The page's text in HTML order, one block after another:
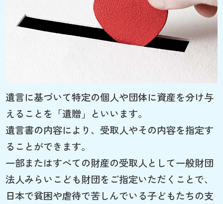
遺言に基づいて特定の個人や団体に資産を分け与
えることを「遺贈」といいます。
遺言書の内容により、受取人やその内容を指定す
ることができます。
一部またはすべての財産の受取人として一般財団
法人みらいこども財団をご指定いただくことで、
日本で貧困や虐待で苦しんでいる子どもたちの支